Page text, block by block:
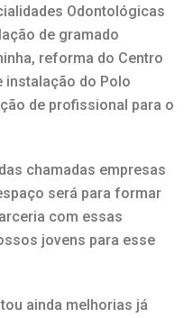
Odontológicas
de gramado
reforma do Centro
instalação do Polo
de profissional para o
chamadas empresas
será para formar
com essas
jovens para esse
ainda melhorias já